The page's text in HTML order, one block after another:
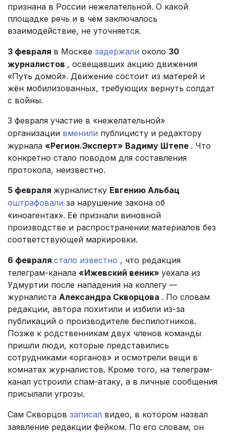
признана в России нежелательной. О какой
площадке речь и в чём заключалось
взаимодействие, не уточняется.
3 февраля в Москве задержали около 30
журналистов , освещавших акцию движения
«Путь домой». Движение состоит из матерей и
жён мобилизованных, требующих вернуть солдат
с войны.
3 февраля участие в «нежелательной»
организации вменили публицисту и редактору
журнала «Регион.Эксперт» Вадиму Штепе . Что
конкретно стало поводом для составления
протокола, неизвестно.
5 февраля журналистку Евгению Альбац
оштрафовали за нарушение закона об
«иноагентах». Её признали виновной
производстве и распространении материалов без
соответствующей маркировки.
6 февраля стало известно , что редакция
телеграм-канала «Ижевский веник» уехала из
Удмуртии после нападения на коллегу —
журналиста Александра Скворцова . По словам
редакции, автора похитили и избили из-за
публикаций о производителе беспилотников.
Позже к родственникам двух членов команды
пришли люди, которые представились
сотрудниками «органов» и осмотрели вещи в
комнатах журналистов. Кроме того, на телеграм-
канал устроили спам-атаку, а в личные сообщения
присылали угрозы.
Сам Скворцов записал видео, в котором назвал
заявление редакции фейком. По его словам, он